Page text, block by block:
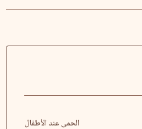
الحمى عند الأطفال